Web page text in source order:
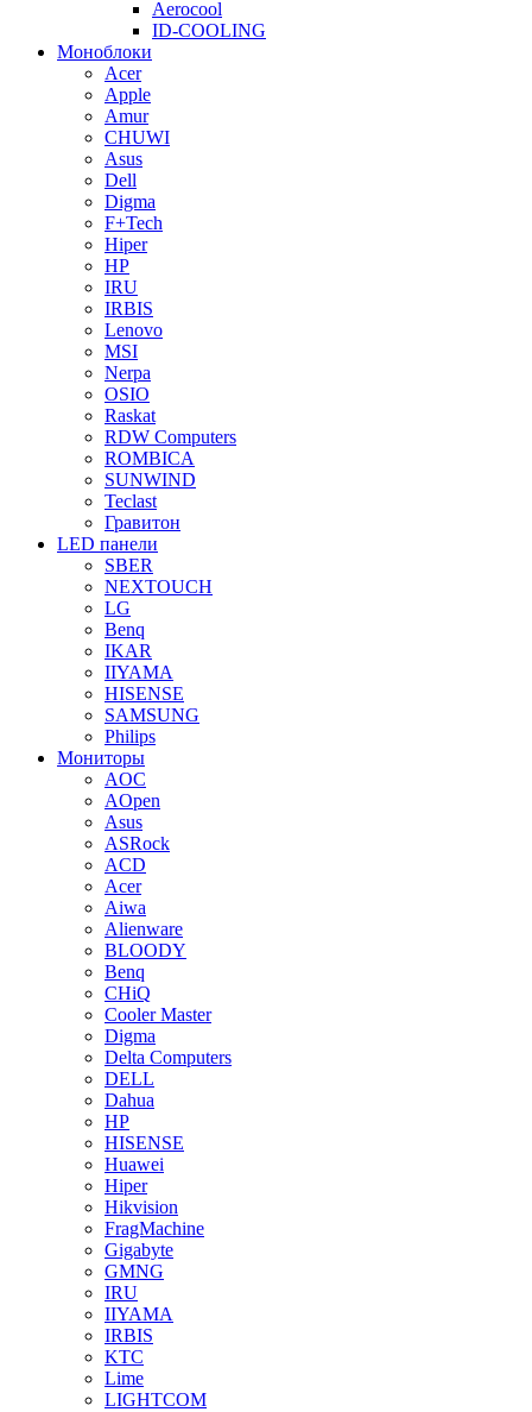
Aerocool
ID-COOLING
Моноблоки
Acer
Apple
Amur
CHUWI
Asus
Dell
Digma
F+Tech
Hiper
HP
IRU
IRBIS
Lenovo
MSI
Nerpa
OSIO
Raskat
RDW Computers
ROMBICA
SUNWIND
Teclast
Гравитон
LED панели
SBER
NEXTOUCH
LG
Benq
IKAR
IIYAMA
HISENSE
SAMSUNG
Philips
Мониторы
AOC
AOpen
Asus
ASRock
ACD
Acer
Aiwa
Alienware
BLOODY
Benq
CHiQ
Cooler Master
Digma
Delta Computers
DELL
Dahua
HP
HISENSE
Huawei
Hiper
Hikvision
FragMachine
Gigabyte
GMNG
IRU
IIYAMA
IRBIS
KTC
Lime
LIGHTCOM